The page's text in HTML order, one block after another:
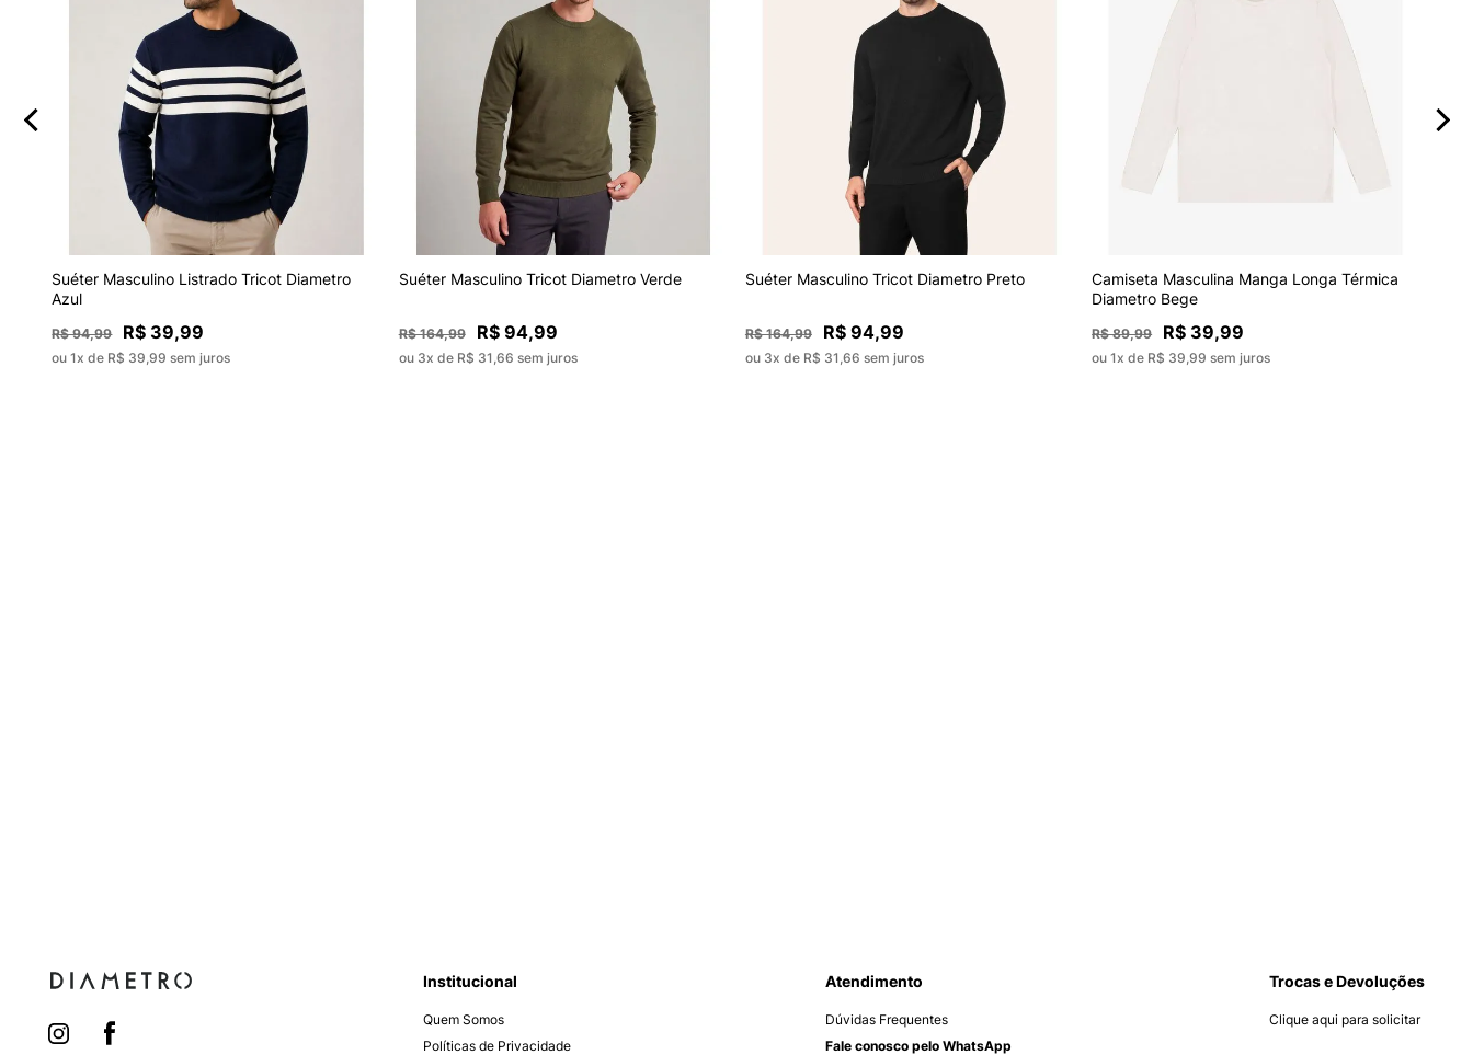
Suéter Masculino Listrado Tricot Diametro
Azul
R$ 94,99 R$ 39,99
ou 1x de R$ 39,99 sem juros
Suéter Masculino Tricot Diametro Verde
R$ 164,99 R$ 94,99
ou 3x de R$ 31,66 sem juros
Suéter Masculino Tricot Diametro Preto
R$ 164,99 R$ 94,99
ou 3x de R$ 31,66 sem juros
Camiseta Masculina Manga Longa Térmica
Diametro Bege
R$ 89,99 R$ 39,99
ou 1x de R$ 39,99 sem juros
Institucional
Quem Somos
Políticas de Privacidade
Atendimento
Dúvidas Frequentes
Fale conosco pelo WhatsApp
Trocas e Devoluções
Clique aqui para solicitar